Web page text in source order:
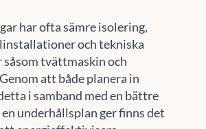
har ofta sämre isolering,
och tekniska
tvättmaskin och
att både planera in
i samband med en bättre
underhållsplan ger finns det